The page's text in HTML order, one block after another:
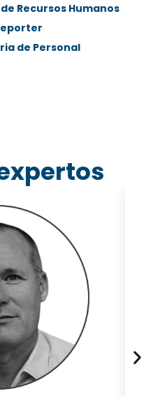
Recursos Humanos
de Personal